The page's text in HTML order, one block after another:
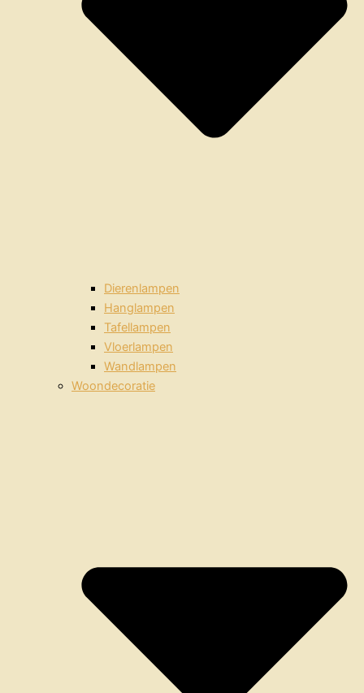
Dierenlampen
Hanglampen
Tafellampen
Vloerlampen
Wandlampen
Woondecoratie